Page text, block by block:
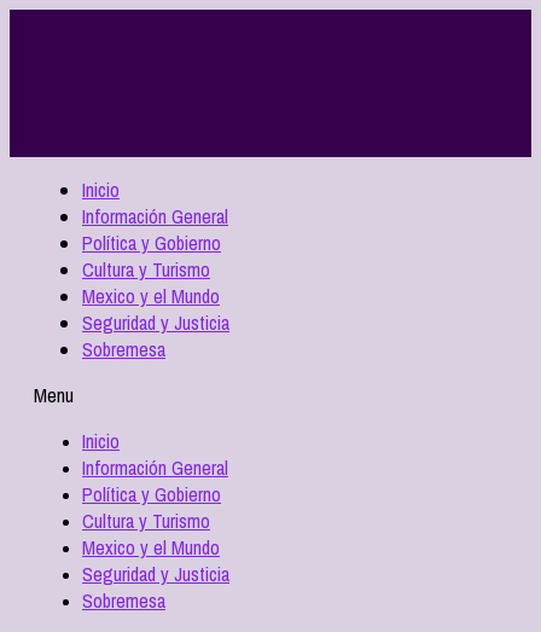
Inicio
Información General
Política y Gobierno
Cultura y Turismo
Mexico y el Mundo
Seguridad y Justicia
Sobremesa
Menu
Inicio
Información General
Política y Gobierno
Cultura y Turismo
Mexico y el Mundo
Seguridad y Justicia
Sobremesa